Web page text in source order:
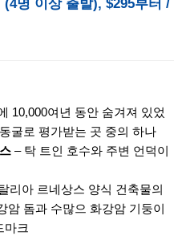
명 이상 출발), $295부터 /
10,000여년 동안 숨겨져 있었
굴로 평가받는 곳 중의 하나
– 탁 트인 호수와 주변 언덕이
리아 르네상스 양식 건축물의
암 돔과 수많으 화강암 기둥이
마크